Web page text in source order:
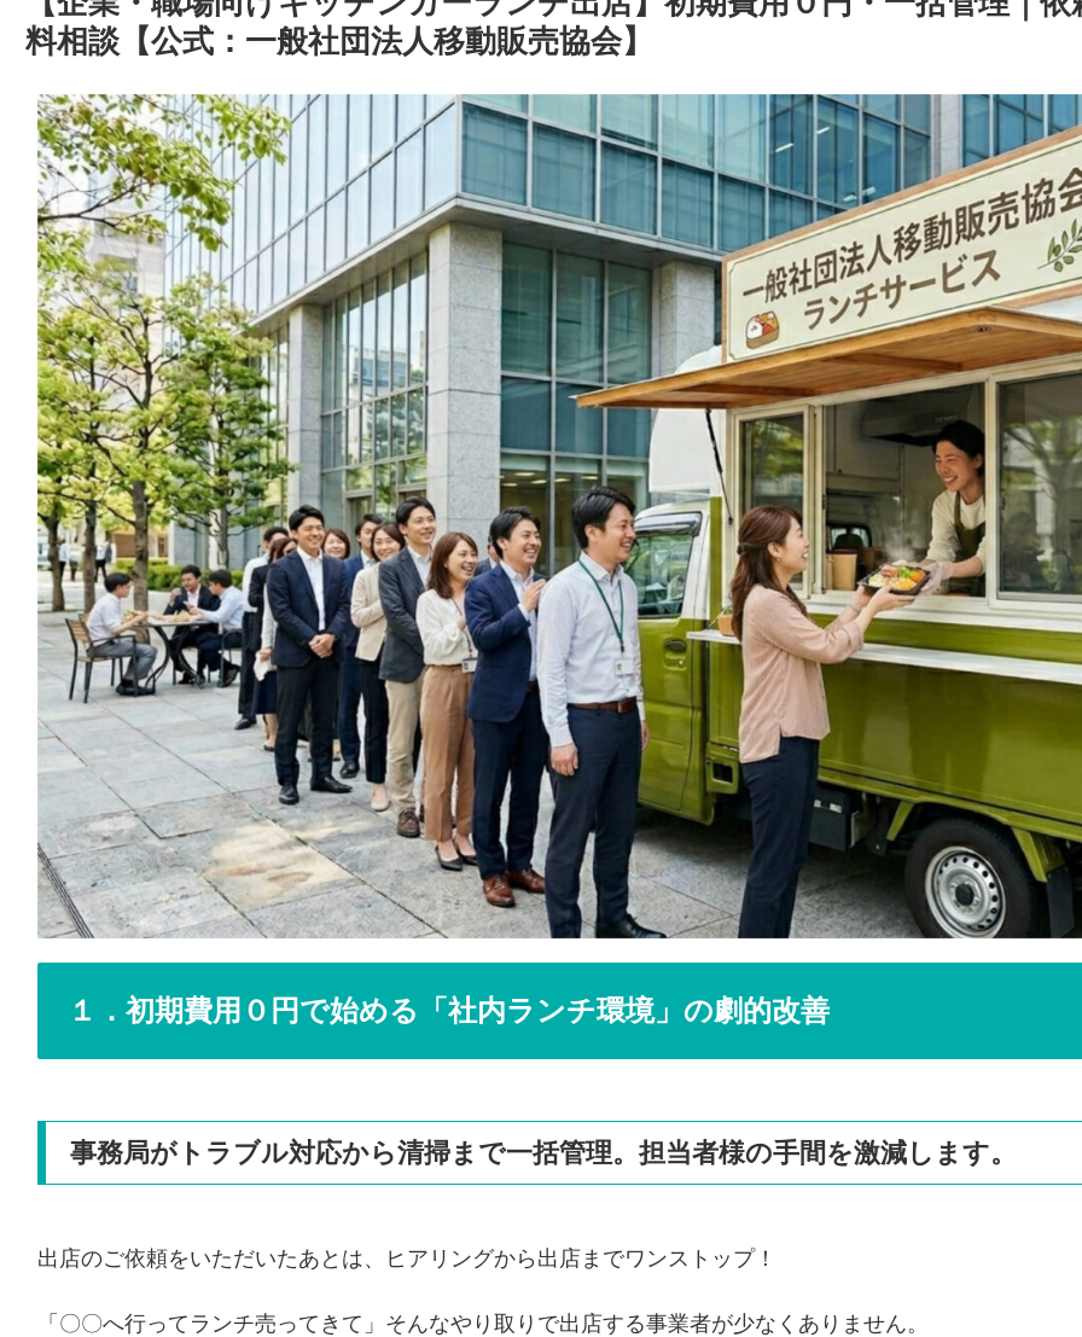
料相談【公式：一般社団法人移動販売協会】
１．初期費用０円で始める「社内ランチ環境」の劇的改善
事務局がトラブル対応から清掃まで一括管理。担当者様の手間を激減します。
出店のご依頼をいただいたあとは、ヒアリングから出店までワンストップ！
「〇〇へ行ってランチ売ってきて」そんなやり取りで出店する事業者が少なくありません。